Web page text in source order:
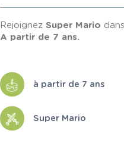
Rejoignez Super Mario
A partir de 7 ans.
à partir de 7 ans
Super Mario